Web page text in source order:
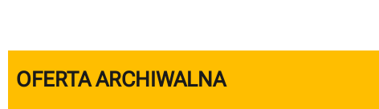
OFERTA ARCHIWALNA